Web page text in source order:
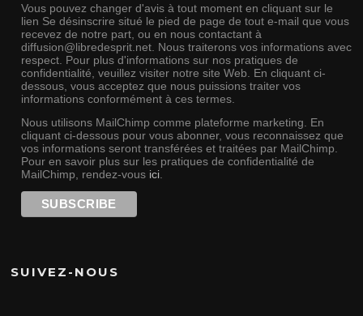
Vous pouvez changer d'avis à tout moment en cliquant sur le
lien Se désinscrire situé le pied de page de tout e-mail que vous
recevez de notre part, ou en nous contactant à
diffusion@libredesprit.net. Nous traiterons vos informations avec
respect. Pour plus d'informations sur nos pratiques de
confidentialité, veuillez visiter notre site Web. En cliquant ci-
dessous, vous acceptez que nous puissions traiter vos
informations conformément à ces termes.
Nous utilisons MailChimp comme plateforme marketing. En
cliquant ci-dessous pour vous abonner, vous reconnaissez que
vos informations seront transférées et traitées par MailChimp.
Pour en savoir plus sur les pratiques de confidentialité de
MailChimp, rendez-vous ici.
SUIVEZ-NOUS